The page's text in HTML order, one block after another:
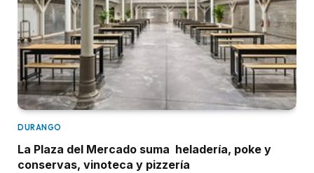
DURANGO
La Plaza del Mercado suma heladería, poke y
conservas, vinoteca y pizzería